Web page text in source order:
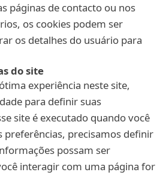
páginas de contacto ou nos
os cookies podem ser
os detalhes do usuário para
do site
experiência neste site,
para definir suas
site é executado quando você
preferências, precisamos definir
possam ser
interagir com uma página for